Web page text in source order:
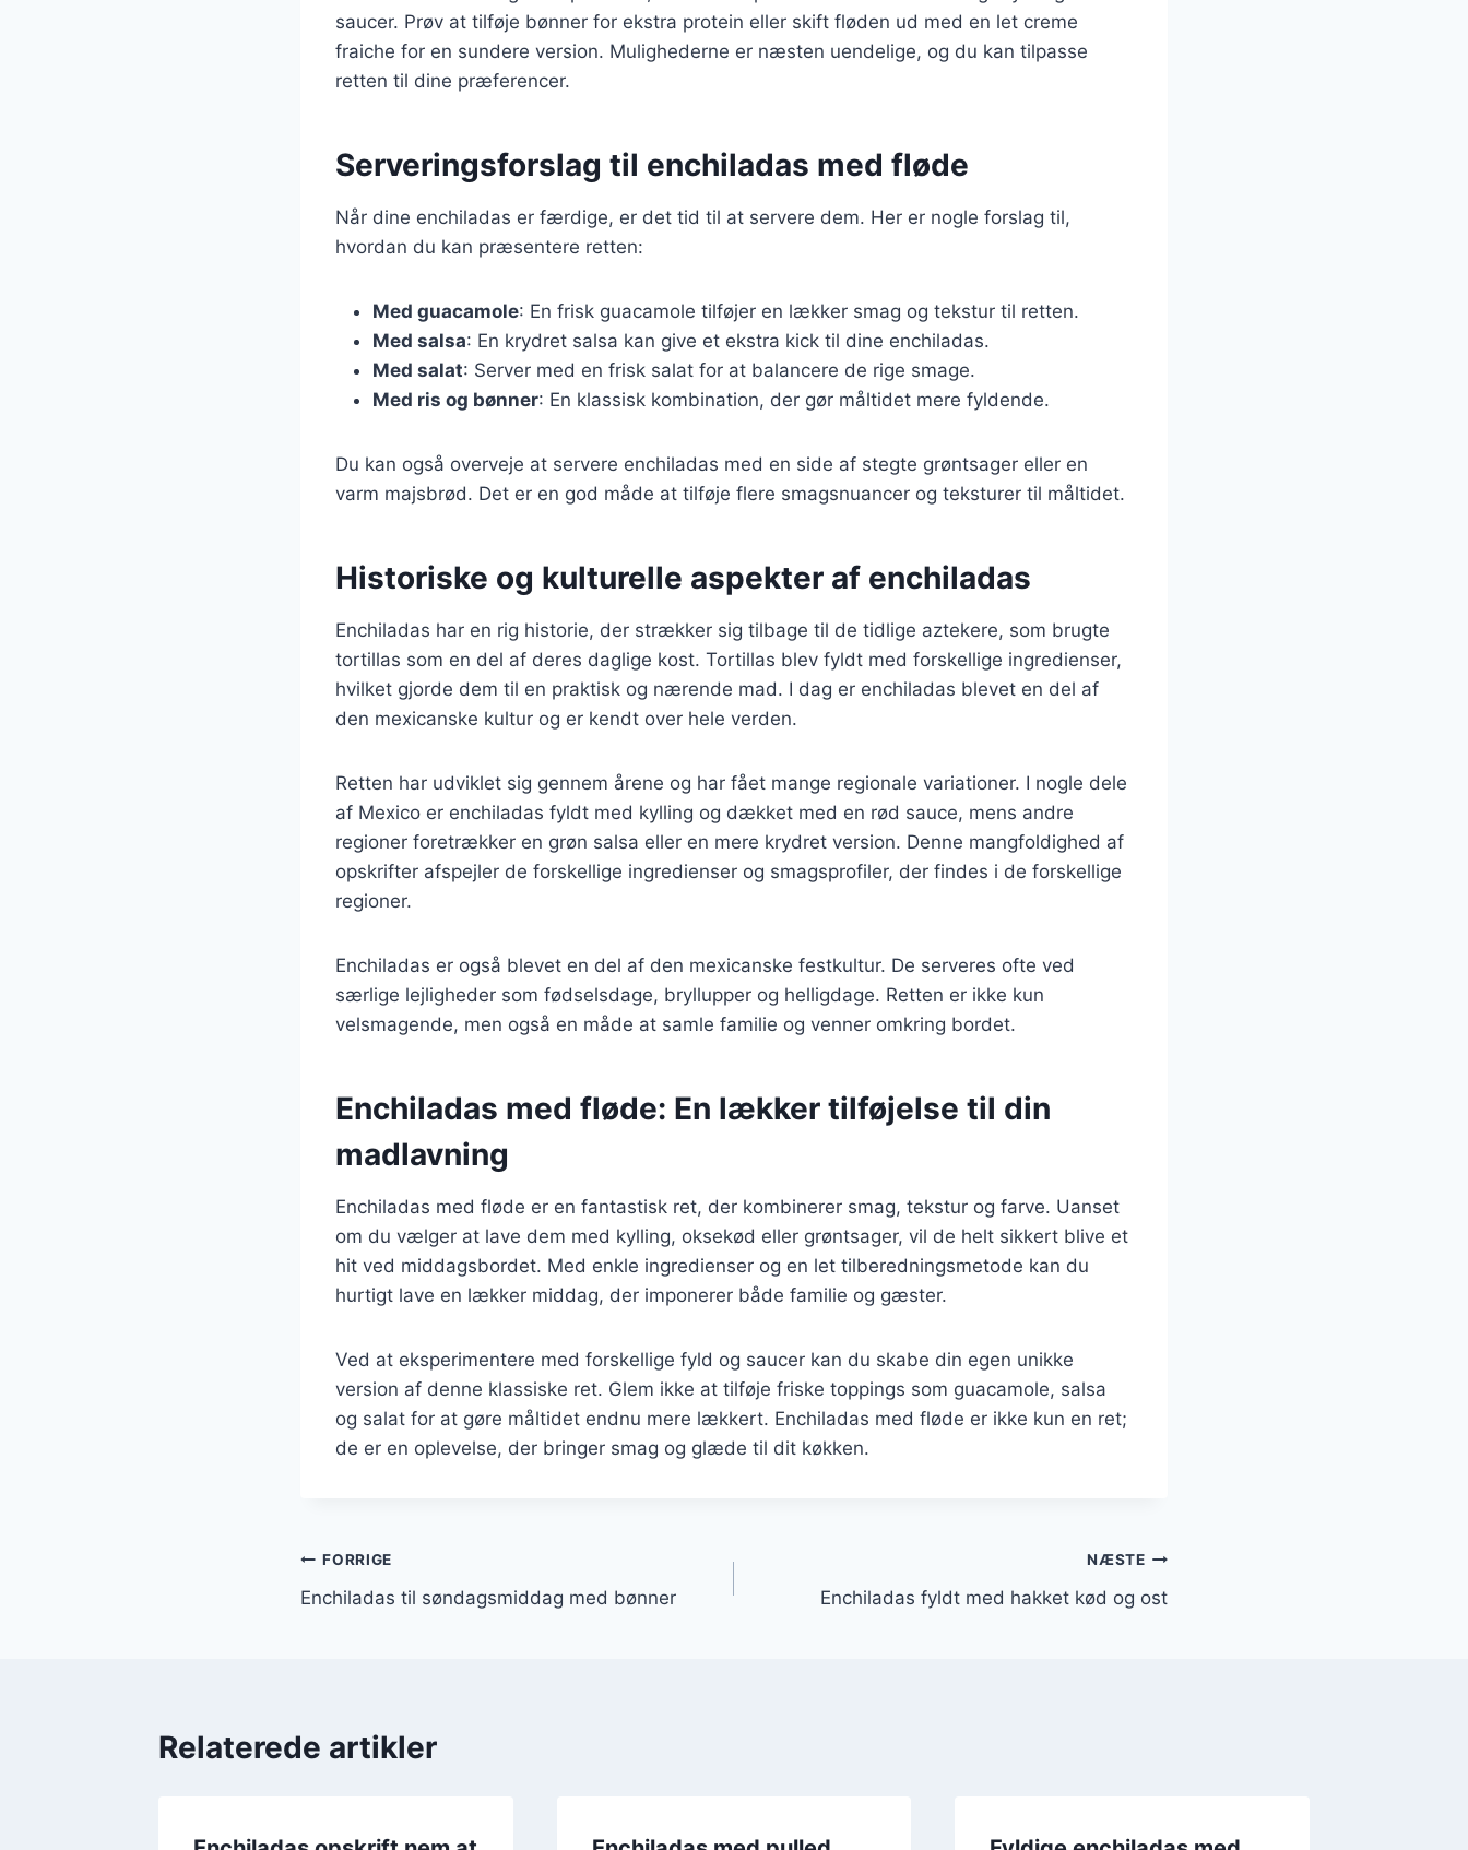
saucer. Prøv at tilføje bønner for ekstra protein eller skift fløden ud med en let creme
fraiche for en sundere version. Mulighederne er næsten uendelige, og du kan tilpasse
retten til dine præferencer.
Serveringsforslag til enchiladas med fløde
Når dine enchiladas er færdige, er det tid til at servere dem. Her er nogle forslag til,
hvordan du kan præsentere retten:
Med guacamole: En frisk guacamole tilføjer en lækker smag og tekstur til retten.
Med salsa: En krydret salsa kan give et ekstra kick til dine enchiladas.
Med salat: Server med en frisk salat for at balancere de rige smage.
Med ris og bønner: En klassisk kombination, der gør måltidet mere fyldende.
Du kan også overveje at servere enchiladas med en side af stegte grøntsager eller en
varm majsbrød. Det er en god måde at tilføje flere smagsnuancer og teksturer til måltidet.
Historiske og kulturelle aspekter af enchiladas
Enchiladas har en rig historie, der strækker sig tilbage til de tidlige aztekere, som brugte
tortillas som en del af deres daglige kost. Tortillas blev fyldt med forskellige ingredienser,
hvilket gjorde dem til en praktisk og nærende mad. I dag er enchiladas blevet en del af
den mexicanske kultur og er kendt over hele verden.
Retten har udviklet sig gennem årene og har fået mange regionale variationer. I nogle dele
af Mexico er enchiladas fyldt med kylling og dækket med en rød sauce, mens andre
regioner foretrækker en grøn salsa eller en mere krydret version. Denne mangfoldighed af
opskrifter afspejler de forskellige ingredienser og smagsprofiler, der findes i de forskellige
regioner.
Enchiladas er også blevet en del af den mexicanske festkultur. De serveres ofte ved
særlige lejligheder som fødselsdage, bryllupper og helligdage. Retten er ikke kun
velsmagende, men også en måde at samle familie og venner omkring bordet.
Enchiladas med fløde: En lækker tilføjelse til din
madlavning
Enchiladas med fløde er en fantastisk ret, der kombinerer smag, tekstur og farve. Uanset
om du vælger at lave dem med kylling, oksekød eller grøntsager, vil de helt sikkert blive et
hit ved middagsbordet. Med enkle ingredienser og en let tilberedningsmetode kan du
hurtigt lave en lækker middag, der imponerer både familie og gæster.
Ved at eksperimentere med forskellige fyld og saucer kan du skabe din egen unikke
version af denne klassiske ret. Glem ikke at tilføje friske toppings som guacamole, salsa
og salat for at gøre måltidet endnu mere lækkert. Enchiladas med fløde er ikke kun en ret;
de er en oplevelse, der bringer smag og glæde til dit køkken.
Indlægsnavigation
FORRIGE
Enchiladas til søndagsmiddag med bønner
NÆSTE
Enchiladas fyldt med hakket kød og ost
Relaterede artikler